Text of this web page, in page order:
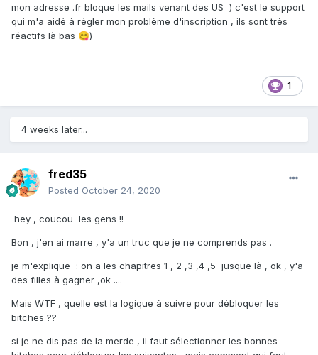
mon adresse .fr bloque les mails venant des US ) c'est le support
qui m'a aidé à régler mon problème d'inscription , ils sont très
réactifs là bas 😋)
1
4 weeks later...
fred35
Posted October 24, 2020
hey , coucou les gens !!
Bon , j'en ai marre , y'a un truc que je ne comprends pas .
je m'explique : on a les chapitres 1 , 2 ,3 ,4 ,5 jusque là , ok , y'a
des filles à gagner ,ok ....
Mais WTF , quelle est la logique à suivre pour débloquer les
bitches ??
si je ne dis pas de la merde , il faut sélectionner les bonnes